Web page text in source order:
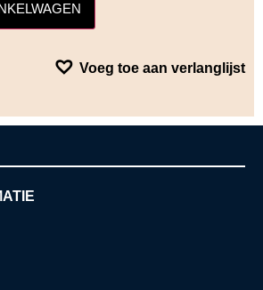
Voeg toe aan verlanglijst